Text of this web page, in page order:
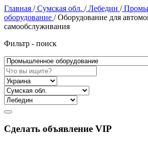
Главная /Сумская обл. /Лебедин /
оборудование / Оборудование для
самообслуживания
Фильтр - поиск
Сделать объявление VIP